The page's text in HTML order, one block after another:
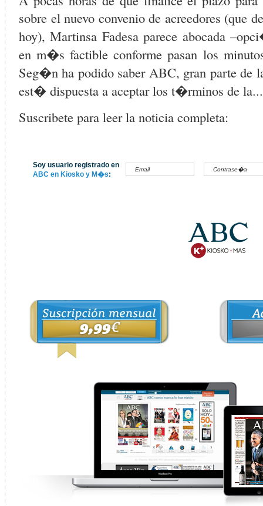
sobre el nuevo convenio de acreedores (que
hoy), Martinsa Fadesa parece abocada
en m�s factible conforme pasan los
Seg�n ha podido saber ABC, gran parte de
est� dispuesta a aceptar los t�rminos de la...
Suscribete para leer la noticia completa:
Soy usuario registrado en
ABC en Kiosko y M�s: